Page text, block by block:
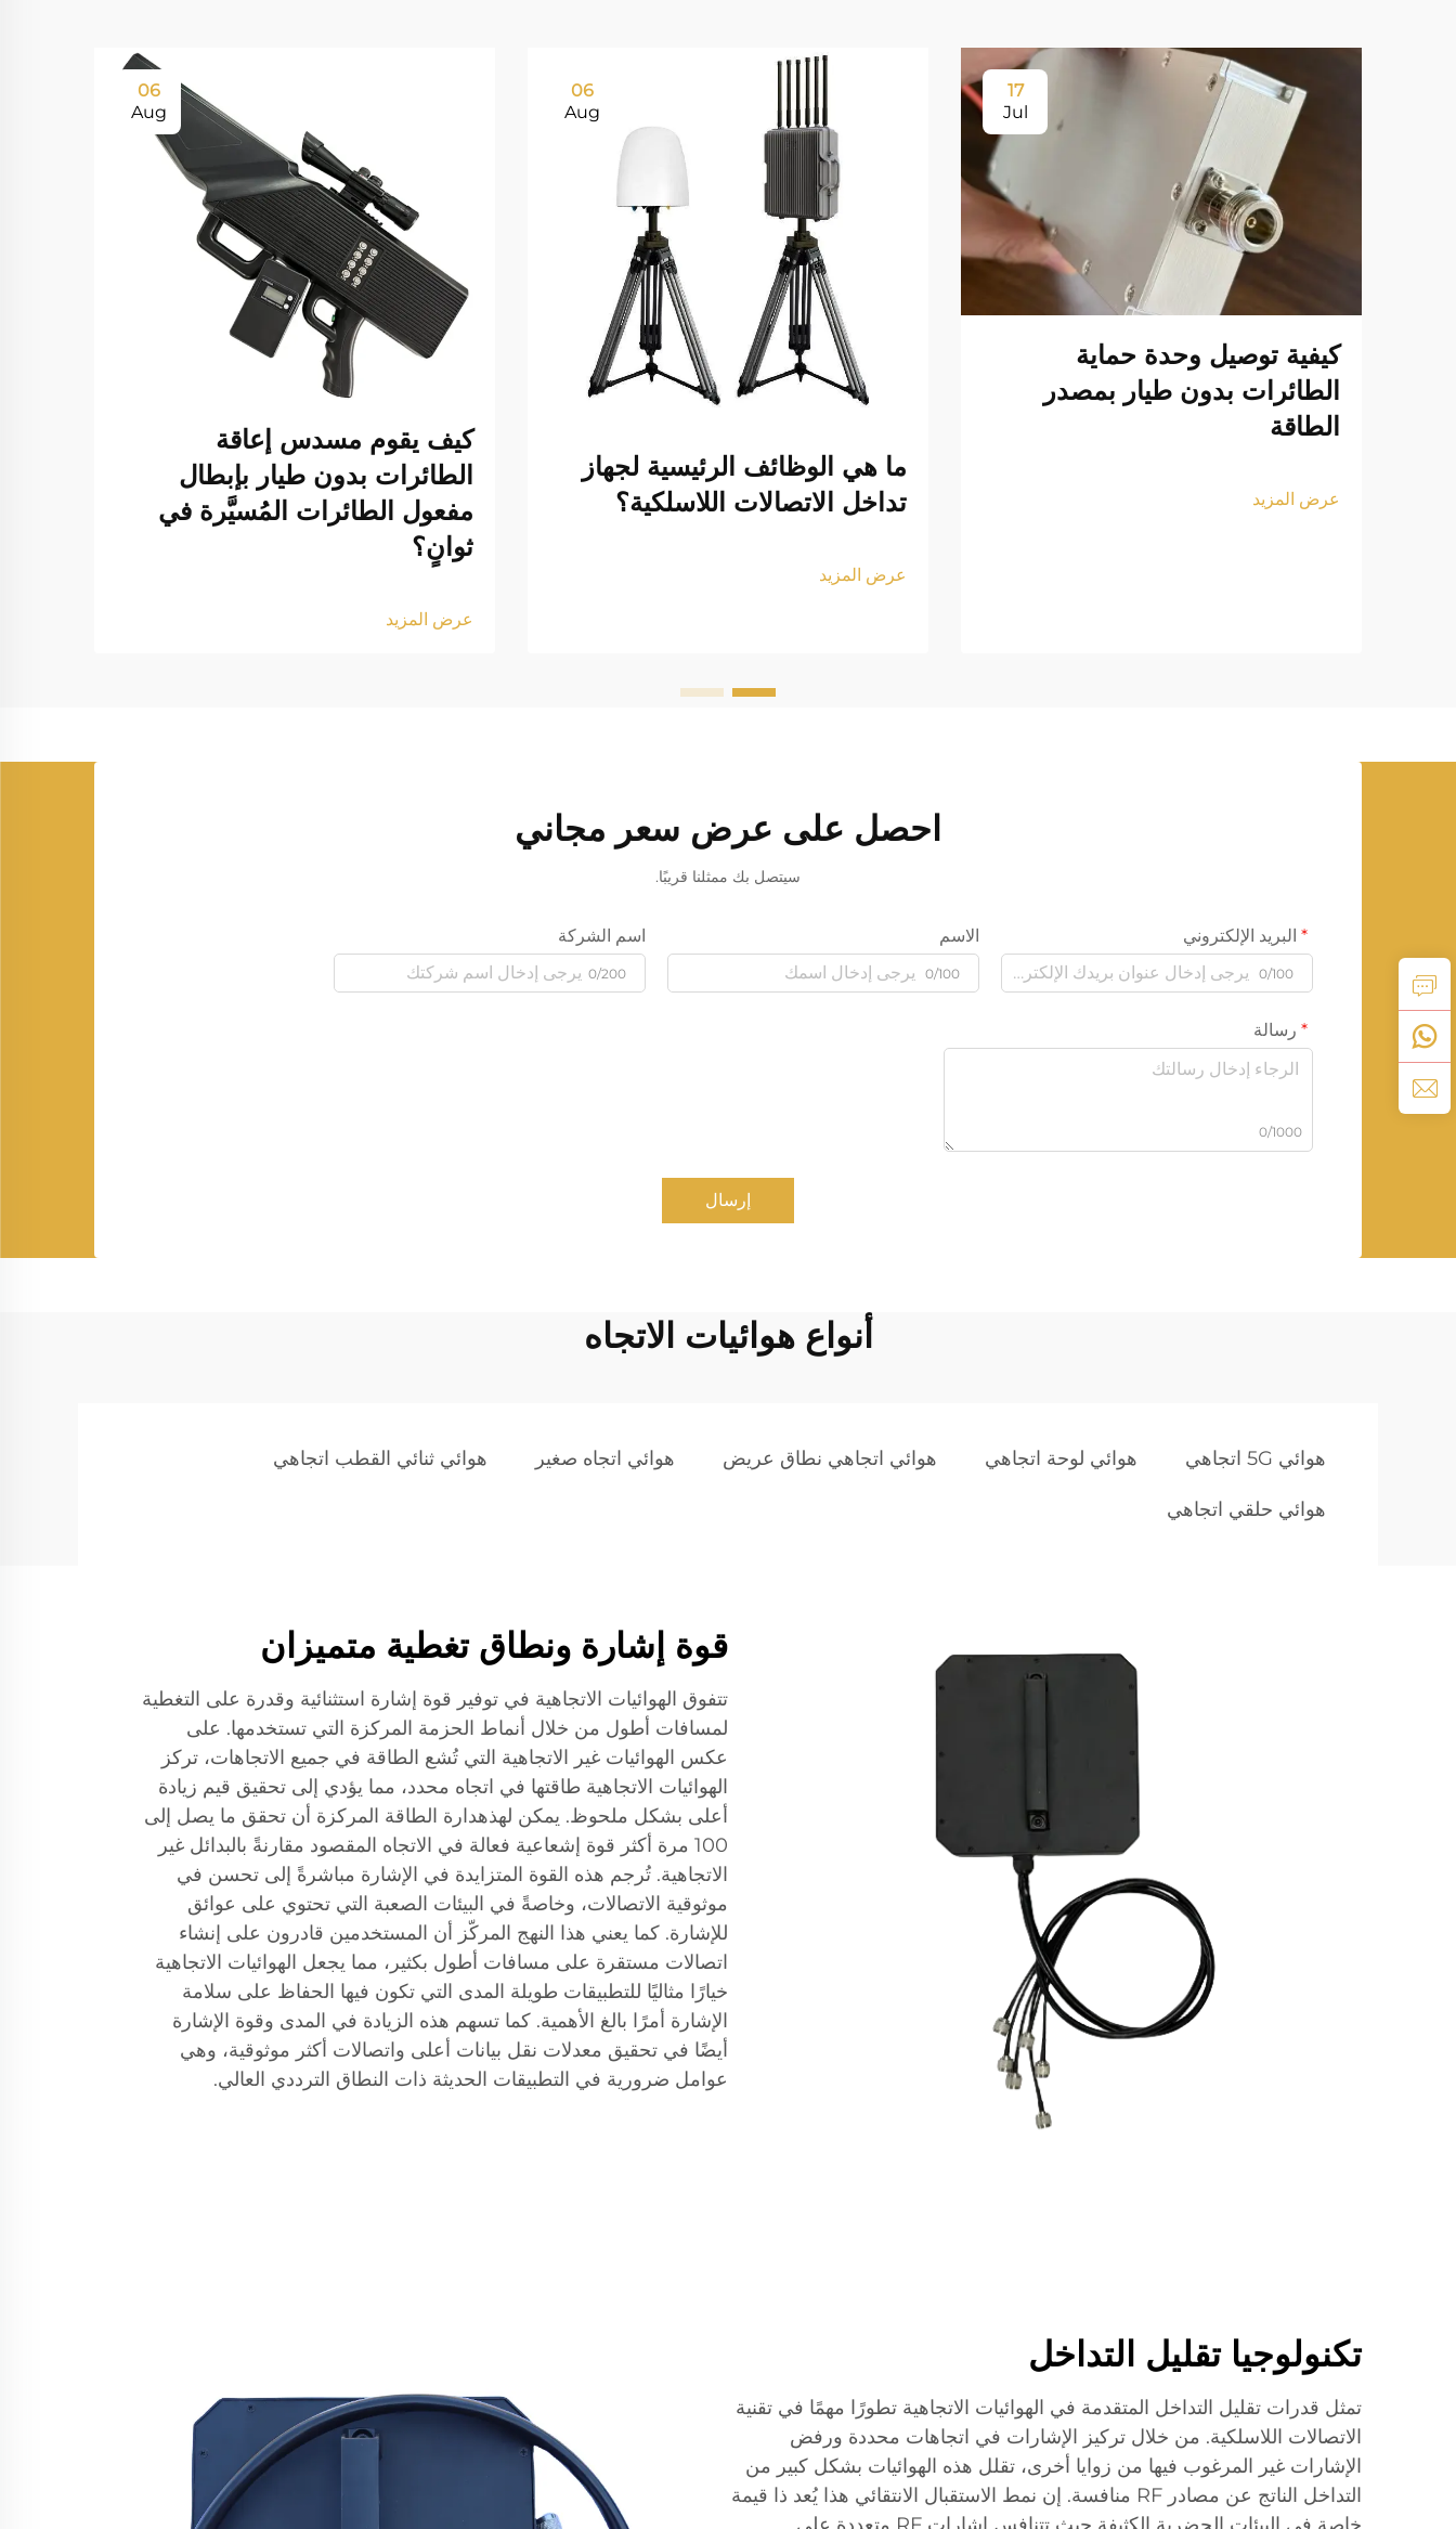
17
Jul
كيفية توصيل وحدة حماية
الطائرات بدون طيار بمصدر
الطاقة
عرض المزيد
06
Aug
ما هي الوظائف الرئيسية لجهاز
تداخل الاتصالات اللاسلكية؟
عرض المزيد
06
Aug
كيف يقوم مسدس إعاقة
الطائرات بدون طيار بإبطال
مفعول الطائرات المُسيَّرة في
ثوانٍ؟
عرض المزيد
احصل على عرض سعر مجاني
سيتصل بك ممثلنا قريبًا.
البريد الإلكتروني
0/100
الاسم
0/100
اسم الشركة
0/200
رسالة
0/1000
إرسال
أنواع هوائيات الاتجاه
هوائي 5G اتجاهي هوائي لوحة اتجاهي هوائي اتجاهي نطاق عريض هوائي اتجاه صغير هوائي ثنائي القطب اتجاهي
هوائي حلقي اتجاهي
قوة إشارة ونطاق تغطية متميزان
تتفوق الهوائيات الاتجاهية في توفير قوة إشارة استثنائية وقدرة على التغطية
لمسافات أطول من خلال أنماط الحزمة المركزة التي تستخدمها. على
عكس الهوائيات غير الاتجاهية التي تُشع الطاقة في جميع الاتجاهات، تركز
الهوائيات الاتجاهية طاقتها في اتجاه محدد، مما يؤدي إلى تحقيق قيم زيادة
أعلى بشكل ملحوظ. يمكن لهذهدارة الطاقة المركزة أن تحقق ما يصل إلى
100 مرة أكثر قوة إشعاعية فعالة في الاتجاه المقصود مقارنةً بالبدائل غير
الاتجاهية. تُرجم هذه القوة المتزايدة في الإشارة مباشرةً إلى تحسن في
موثوقية الاتصالات، وخاصةً في البيئات الصعبة التي تحتوي على عوائق
للإشارة. كما يعني هذا النهج المركّز أن المستخدمين قادرون على إنشاء
اتصالات مستقرة على مسافات أطول بكثير، مما يجعل الهوائيات الاتجاهية
خيارًا مثاليًا للتطبيقات طويلة المدى التي تكون فيها الحفاظ على سلامة
الإشارة أمرًا بالغ الأهمية. كما تسهم هذه الزيادة في المدى وقوة الإشارة
أيضًا في تحقيق معدلات نقل بيانات أعلى واتصالات أكثر موثوقية، وهي
عوامل ضرورية في التطبيقات الحديثة ذات النطاق الترددي العالي.
تكنولوجيا تقليل التداخل
تمثل قدرات تقليل التداخل المتقدمة في الهوائيات الاتجاهية تطورًا مهمًا في تقنية
الاتصالات اللاسلكية. من خلال تركيز الإشارات في اتجاهات محددة ورفض
الإشارات غير المرغوب فيها من زوايا أخرى، تقلل هذه الهوائيات بشكل كبير من
التداخل الناتج عن مصادر RF منافسة. إن نمط الاستقبال الانتقائي هذا يُعد ذا قيمة
خاصة في البيئات الحضرية الكثيفة حيث تتنافس إشارات RF متعددة على